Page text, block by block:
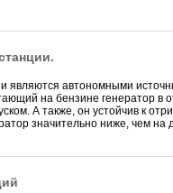
являются автономными
на бензине генератор в
А также, он устойчив к
значительно ниже, чем на